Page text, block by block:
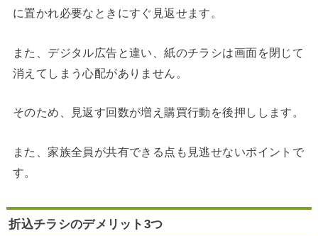
に置かれ必要なときにすぐ見返せます。
また、デジタル広告と違い、紙のチラシは画面を閉じて
消えてしまう心配がありません。
そのため、見返す回数が増え購買行動を後押しします。
また、家族全員が共有できる点も見逃せないポイントで
す。
折込チラシのデメリット3つ